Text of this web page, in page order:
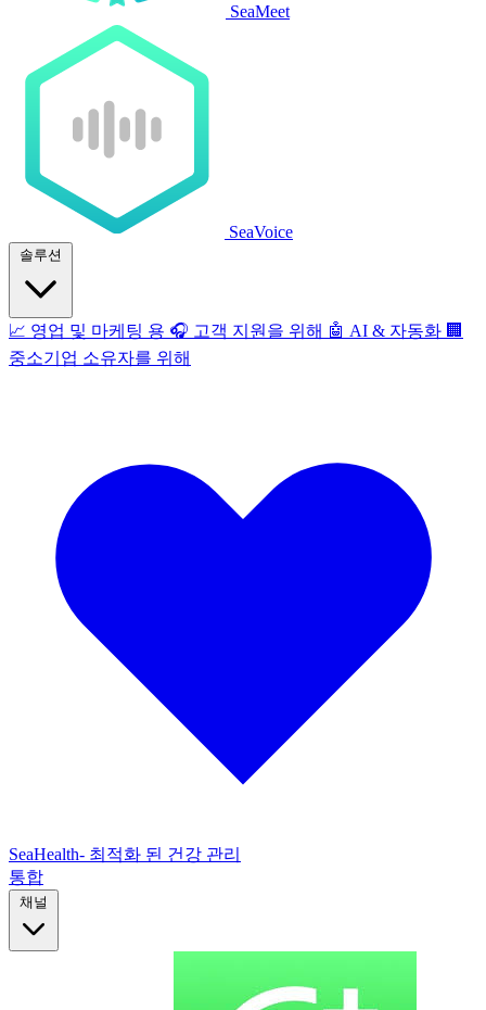
SeaMeet
SeaVoice
솔루션
📈 영업 및 마케팅 용 🎧 고객 지원을 위해 🤖 AI & 자동화 🏢
중소기업 소유자를 위해
SeaHealth- 최적화 된 건강 관리
통합
채널